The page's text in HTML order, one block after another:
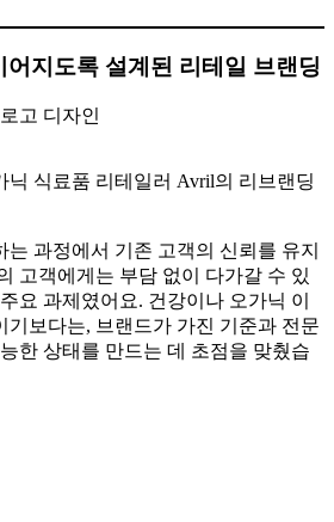
지도록 설계된 리테일 브랜딩
닉 식료품 리테일러 Avril의 리브랜딩
는 과정에서 기존 고객의 신뢰를 유지
고객에게는 부담 없이 다가갈 수 있
요 과제였어요. 건강이나 오가닉 이
기보다는, 브랜드가 가진 기준과 전문
한 상태를 만드는 데 초점을 맞췄습